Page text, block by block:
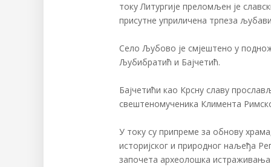
току Литургије преломљен је
присутне уприличена трпеза
Село Љубово је смјештено у
Љубибратић и Бајчетић.
Бајчетићи као Крсну славу
свештеномученика Климента
У току су припреме за обнову
историјског и природног наљеђа
започета археолошка